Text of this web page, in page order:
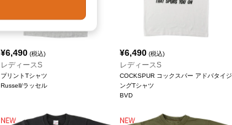
¥6,490 (税込)
レディースS
プリントTシャツ
Russell/ラッセル
¥6,490 (税込)
レディースS
COCKSPUR コックスパー アドバタイジ
ングTシャツ
BVD